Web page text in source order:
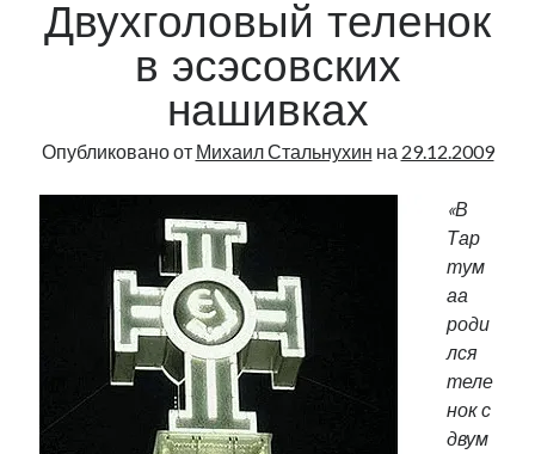
Двухголовый теленок
в эсэсовских
нашивках
Опубликовано от Михаил Стальнухин на 29.12.2009
«В
Тар
тум
аа
роди
лся
теле
нок с
двум